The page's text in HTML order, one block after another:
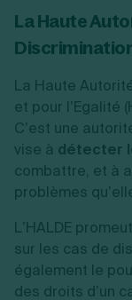
La Haute
La Haute
et pour l’Egalité
C’est une
vise à détecter
combattre, et à
problèmes
L’HALDE
sur les cas de
également le
des droits d’un